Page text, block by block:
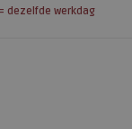
dezelfde werkdag